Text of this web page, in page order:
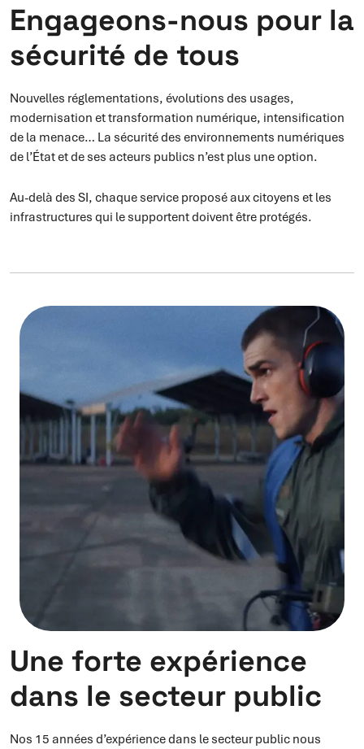
Engageons-nous pour la
sécurité de tous
Nouvelles réglementations, évolutions des usages,
modernisation et transformation numérique, intensification
de la menace… La sécurité des environnements numériques
de l’État et de ses acteurs publics n’est plus une option.
Au-delà des SI, chaque service proposé aux citoyens et les
infrastructures qui le supportent doivent être protégés.
Une forte expérience
dans le secteur public
Nos 15 années d’expérience dans le secteur public nous